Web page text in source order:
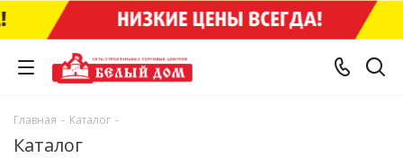
Главная - Каталог -
Каталог